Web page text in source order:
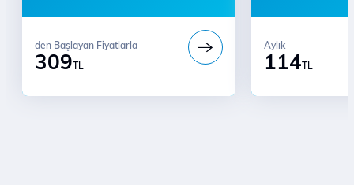
309TL
den Başlayan Fiyatlarla
114TL
Aylık